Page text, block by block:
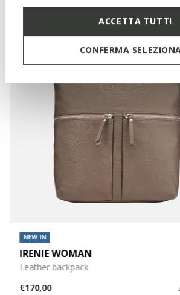
ACCETTA TUTTI
CONFERMA
NEW IN
IRENIE WOMAN
Leather backpack
€170,00